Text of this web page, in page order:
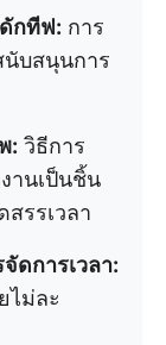
กทีฟ: การ
บสนุนการ
: วิธีการ
านเป็นชิ้น
รรเวลา
ดการเวลา:
ไม่ละ